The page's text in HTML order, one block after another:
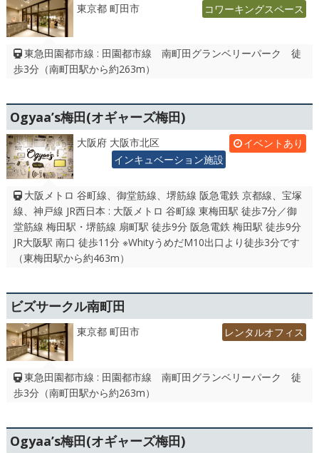
東京都 町田市 コワーキングスペース
東急田園都市線 : 田園都市線 南町田グランベリーパーク 徒
歩3分（南町田駅から約263m）
Ogyaa’s梅田(オギャーズ梅田)
大阪府 大阪市北区
イベントあり
インキュベーション施設
大阪メトロ 谷町線、御堂筋線、堺筋線 阪急電鉄 京都線、宝塚
線、神戸線 JR西日本 : 大阪メトロ 谷町線 東梅田駅 徒歩7分／御
堂筋線 梅田駅・堺筋線 扇町駅 徒歩9分 阪急電鉄 梅田駅 徒歩9分
JR大阪駅 南口 徒歩11分 ※WhityうめだM10出口より徒歩3分です
（東梅田駅から約463m）
ビズサークル南町田
東京都 町田市 レンタルオフィス
東急田園都市線 : 田園都市線 南町田グランベリーパーク 徒
歩3分（南町田駅から約263m）
Ogyaa’s梅田(オギャーズ梅田)